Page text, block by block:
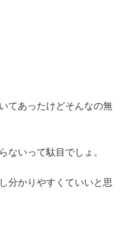
てあったけどそんなの無
ないって駄目でしょ。
分かりやすくていいと思